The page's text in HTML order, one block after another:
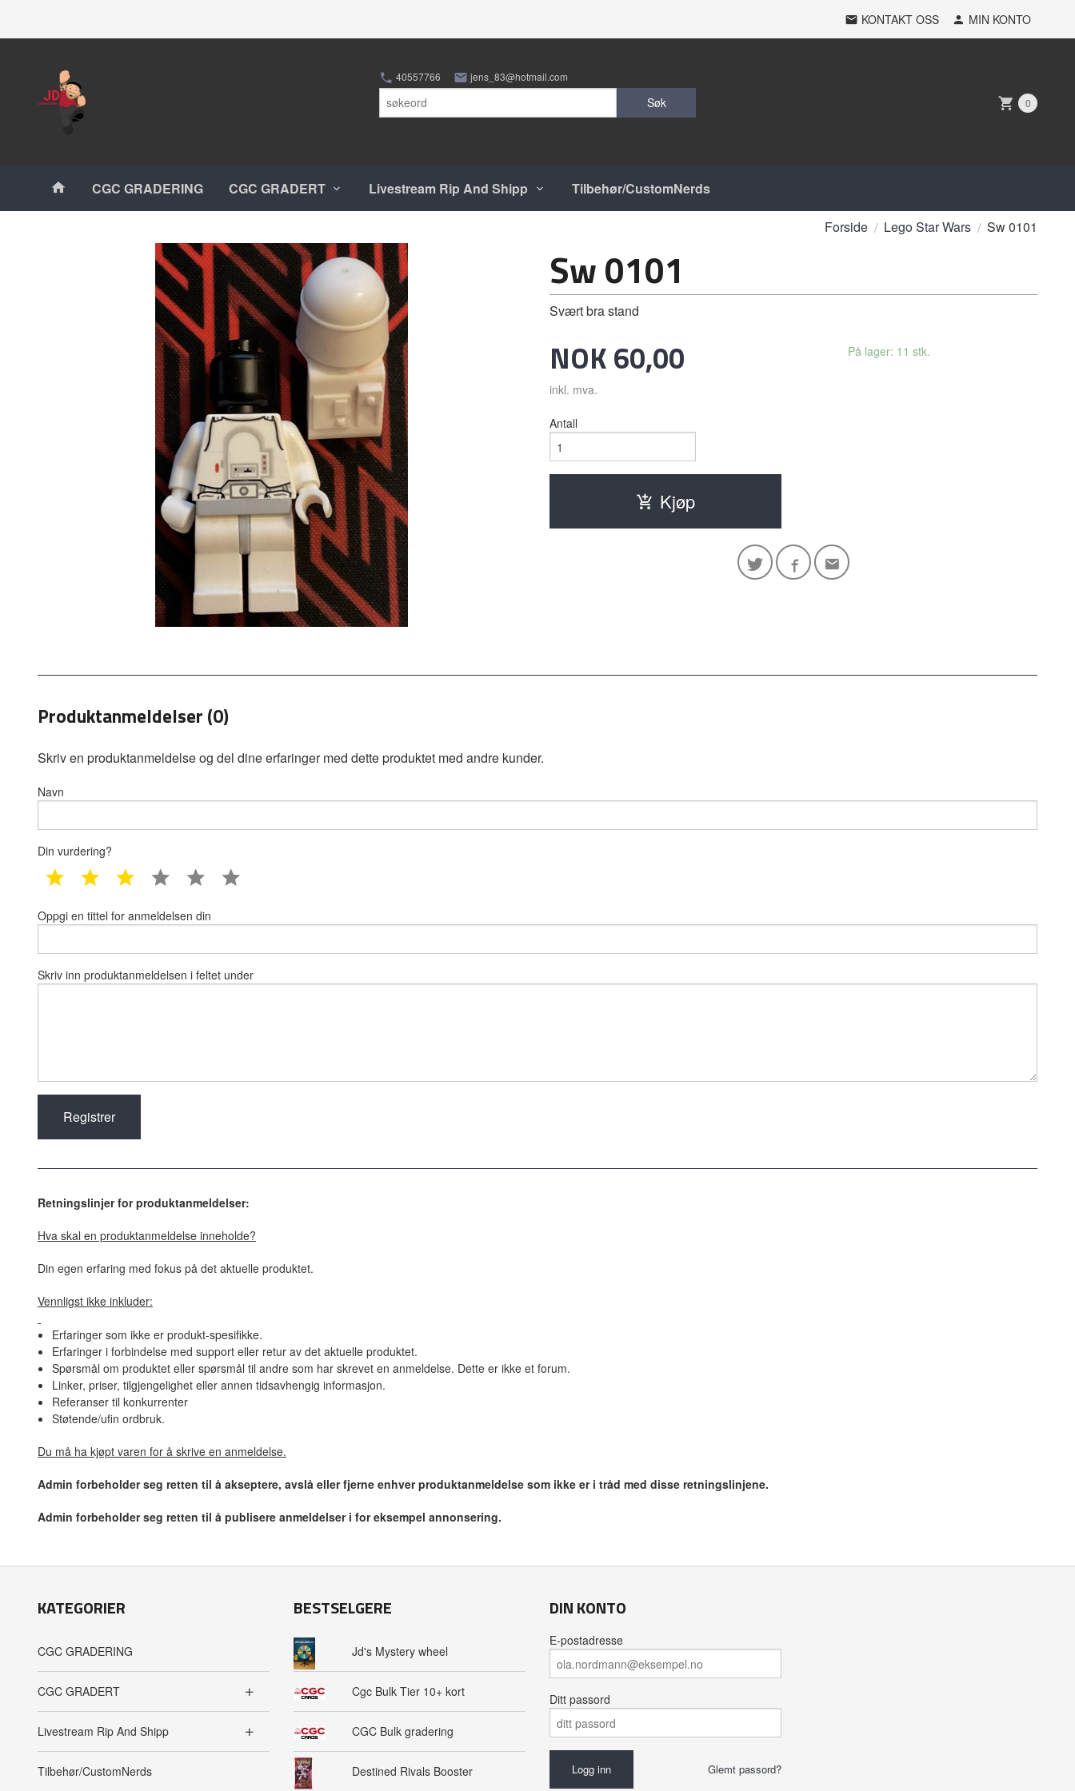
KONTAKT OSS MIN KONTO
40557766 jens_83@hotmail.com
Søk 0
Produkter
CGC GRADERING CGC GRADERT Livestream Rip And Shipp Tilbehør/CustomNerds
Forside Lego Star Wars Sw 0101
Sw 0101
Svært bra stand
Pris
NOK60,00
inkl. mva.
På lager: 11 stk.
Antall
Kjøp
Produktanmeldelser (0)
Skriv en produktanmeldelse og del dine erfaringer med dette produktet med andre kunder.
Navn
Din vurdering?
1 star 2 star 3 star 4 star 5 star
Oppgi en tittel for anmeldelsen din
Skriv inn produktanmeldelsen i feltet under
Retningslinjer for produktanmeldelser:
Hva skal en produktanmeldelse inneholde?
Din egen erfaring med fokus på det aktuelle produktet.
Vennligst ikke inkluder:
Erfaringer som ikke er produkt-spesifikke.
Erfaringer i forbindelse med support eller retur av det aktuelle produktet.
Spørsmål om produktet eller spørsmål til andre som har skrevet en anmeldelse. Dette er ikke et forum.
Linker, priser, tilgjengelighet eller annen tidsavhengig informasjon.
Referanser til konkurrenter
Støtende/ufin ordbruk.
Du må ha kjøpt varen for å skrive en anmeldelse.
Admin forbeholder seg retten til å akseptere, avslå eller fjerne enhver produktanmeldelse som ikke er i tråd med disse retningslinjene.
Admin forbeholder seg retten til å publisere anmeldelser i for eksempel annonsering.
KATEGORIER
CGC GRADERING
CGC GRADERT
Livestream Rip And Shipp
Tilbehør/CustomNerds
BESTSELGERE
Jd's Mystery wheel
Cgc Bulk Tier 10+ kort
CGC Bulk gradering
Destined Rivals Booster
DIN KONTO
E-postadresse
Ditt passord
Glemt passord?